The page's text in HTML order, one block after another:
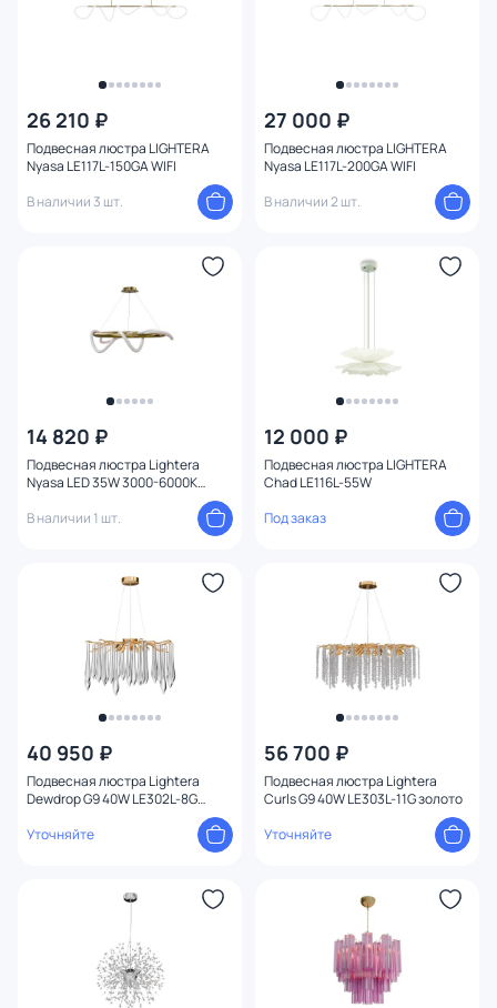
26 210 ₽
Подвесная люстра LIGHTERA
Nyasa LE117L-150GA WIFI
В наличии 3 шт.
27 000 ₽
Подвесная люстра LIGHTERA
Nyasa LE117L-200GA WIFI
В наличии 2 шт.
14 820 ₽
Подвесная люстра Lightera
Nyasa LED 35W 3000-6000К
В наличии 1 шт.
12 000 ₽
Подвесная люстра LIGHTERA
Chad LE116L-55W
Под заказ
40 950 ₽
Подвесная люстра Lightera
Dewdrop G9 40W LE302L-8G
Уточняйте
56 700 ₽
Подвесная люстра Lightera
Curls G9 40W LE303L-11G золото
Уточняйте